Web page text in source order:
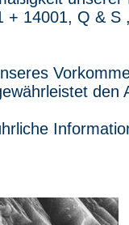
+ 14001, Q & S
den